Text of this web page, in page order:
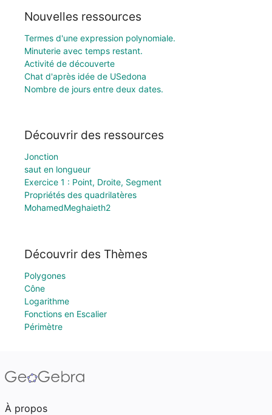
Nouvelles ressources
Termes d'une expression polynomiale.
Minuterie avec temps restant.
Activité de découverte
Chat d'après idée de USedona
Nombre de jours entre deux dates.
Découvrir des ressources
Jonction
saut en longueur
Exercice 1 : Point, Droite, Segment
Propriétés des quadrilatères
MohamedMeghaieth2
Découvrir des Thèmes
Polygones
Cône
Logarithme
Fonctions en Escalier
Périmètre
À propos